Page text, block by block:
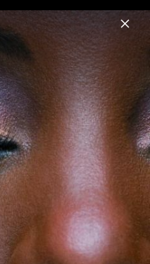
Menu
Videos Fotos Biografie